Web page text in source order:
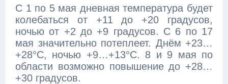
С 1 по 5 мая дневная температура будет
колебаться от +11 до +20 градусов,
ночью от +2 до +9 градусов. С 6 по 17
мая значительно потеплеет. Днём +23…
+28°C, ночью +9…+13°C. 8 и 9 мая по
области возможно повышение до +28…
+30 градусов.